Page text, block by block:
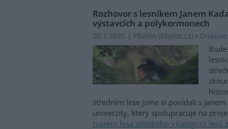
Rozhovor s lesníkem Janem
výstavcích a polykormonech
20.1.2025 | PRAHA (Ekolist.cz)
středním lese jsme si povídali s
univerzity, který spolupracuje na
tvarem lesa středního v kategorii lesů